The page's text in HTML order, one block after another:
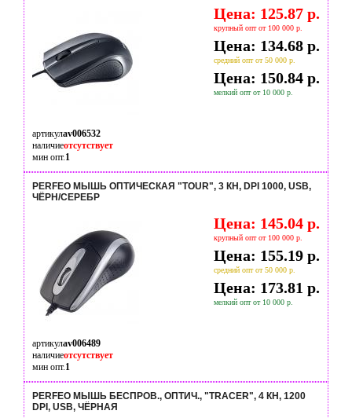
Цена: 125.87 р.
крупный опт от 100 000 р.
Цена: 134.68 р.
средний опт от 50 000 р.
Цена: 150.84 р.
мелкий опт от 10 000 р.
артикулav006532
наличиеотсутствует
мин опт.1
PERFEO МЫШЬ ОПТИЧЕСКАЯ "TOUR", 3 КН, DPI 1000, USB,
ЧЁРН/СЕРЕБР
Цена: 145.04 р.
крупный опт от 100 000 р.
Цена: 155.19 р.
средний опт от 50 000 р.
Цена: 173.81 р.
мелкий опт от 10 000 р.
артикулav006489
наличиеотсутствует
мин опт.1
PERFEO МЫШЬ БЕСПРОВ., ОПТИЧ., "TRACER", 4 КН, 1200
DPI, USB, ЧЁРНАЯ